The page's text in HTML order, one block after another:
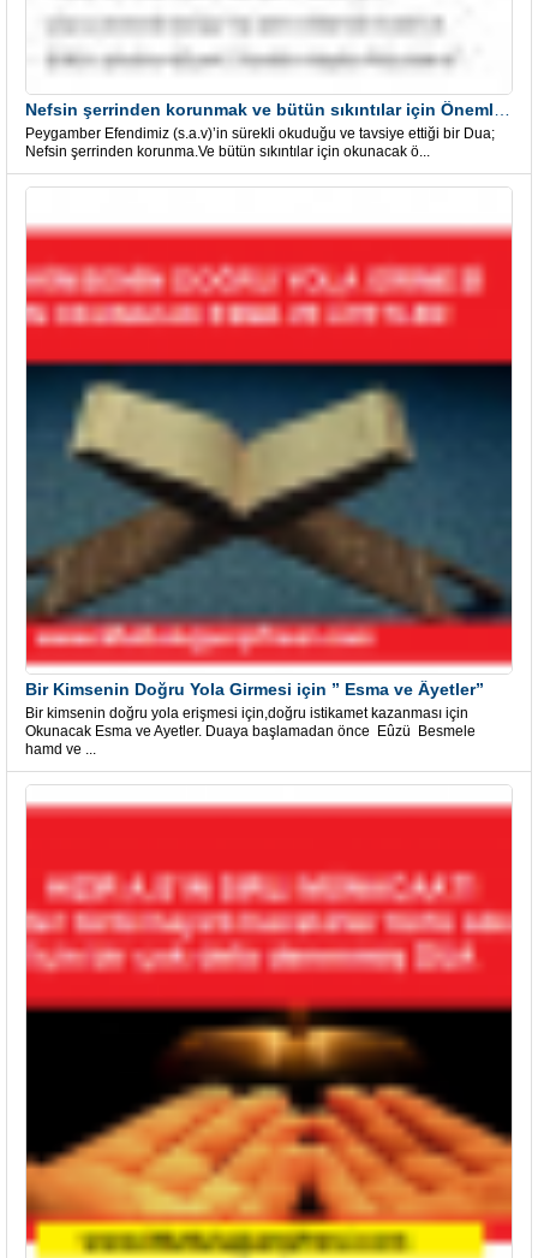
Peygamber Efendimiz (s.a.v)’in sürekli okuduğu ve tavsiye ettiği bir Dua;
Nefsin şerrinden korunma.Ve bütün sıkıntılar için okunacak ö...
Bir Kimsenin Doğru Yola Girmesi için ” Esma ve Âyetler”
Bir kimsenin doğru yola erişmesi için,doğru istikamet kazanması için
Okunacak Esma ve Ayetler. Duaya başlamadan önce Eûzü Besmele
hamd ve ...